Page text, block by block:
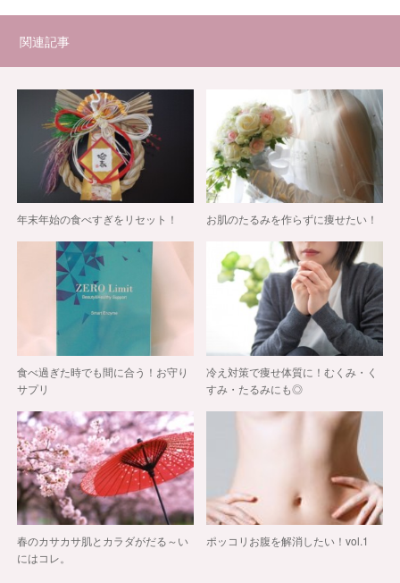
関連記事
年末年始の食べすぎをリセット！ お肌のたるみを作らずに痩せたい！
食べ過ぎた時でも間に合う！お守り
サプリ
冷え対策で痩せ体質に！むくみ・く
すみ・たるみにも◎
春のカサカサ肌とカラダがだる～い
にはコレ。
ポッコリお腹を解消したい！vol.1